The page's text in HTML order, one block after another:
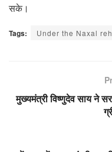
सके।
Tags: Under the Naxal
मुख्यमंत्री विष्णुदेव साय ने